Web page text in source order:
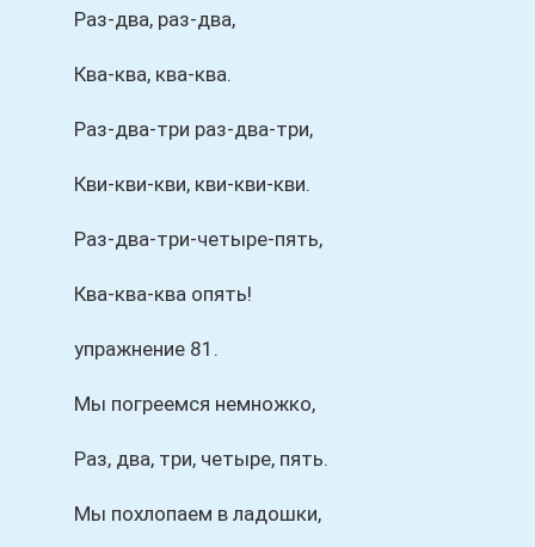
Раз-два, раз-два,
Ква-ква, ква-ква.
Раз-два-три раз-два-три,
Кви-кви-кви, кви-кви-кви.
Раз-два-три-четыре-пять,
Ква-ква-ква опять!
упражнение 81.
Мы погреемся немножко,
Раз, два, три, четыре, пять.
Мы похлопаем в ладошки,